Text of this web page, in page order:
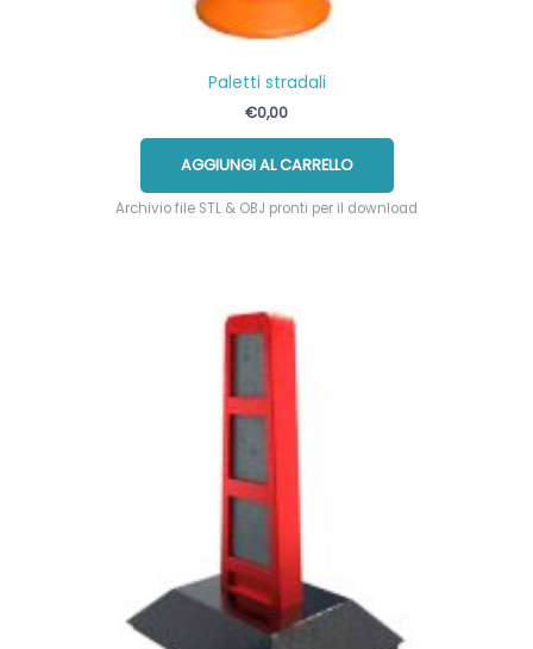
Paletti stradali
€0,00
AGGIUNGI AL CARRELLO
Archivio file STL & OBJ pronti per il download